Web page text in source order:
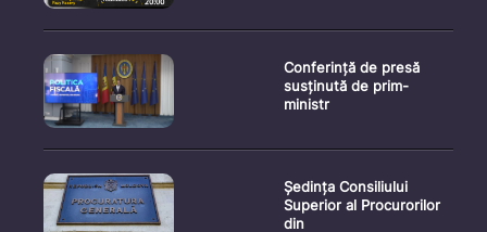
Conferință de presă
susținută de prim-
ministr
Ședința Consiliului
Superior al Procurorilor
din